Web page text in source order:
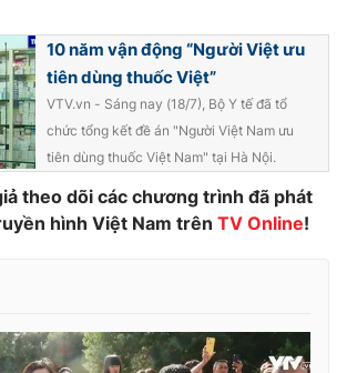
sống
10 năm vận động “Người Việt ưu
tiên dùng thuốc Việt”
VTV.vn - Sáng nay (18/7), Bộ Y tế đã tổ
chức tổng kết đề án "Người Việt Nam ưu
tiên dùng thuốc Việt Nam" tại Hà Nội.
theo dõi các chương trình đã phát
hình Việt Nam trên TV Online!